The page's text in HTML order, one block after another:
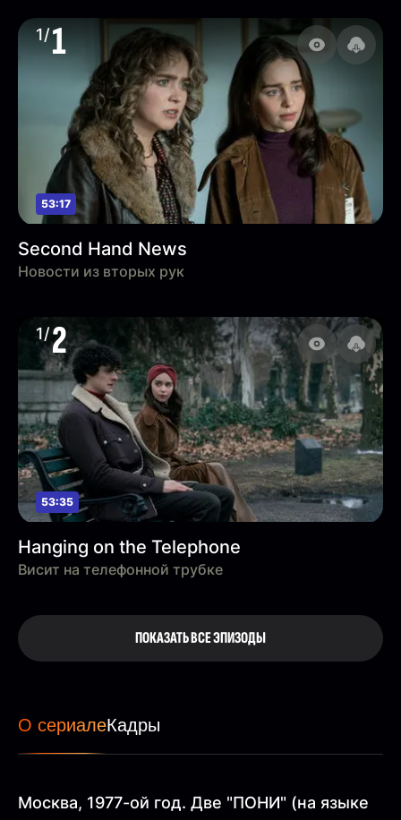
1/1
53:17
Second Hand News
Новости из вторых рук
1/2
53:35
Hanging on the Telephone
Висит на телефонной трубке
ПОКАЗАТЬ ВСЕ ЭПИЗОДЫ
О сериалеКадры
Москва, 1977-ой год. Две "ПОНИ" (на языке